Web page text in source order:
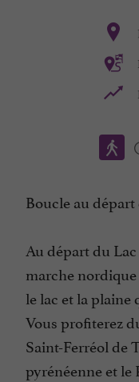
Boucle au
Au départ du
marche
le lac et la plaine
Vous profiterez
Saint-Ferréol de
pyrénéenne et le